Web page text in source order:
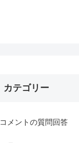
カテゴリー
コメントの質問回答